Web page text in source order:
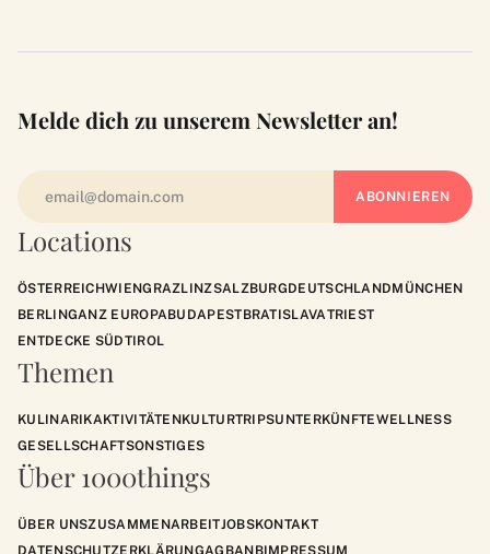
Locations
ÖSTERREICHWIENGRAZLINZSALZBURGDEUTSCHLANDMÜNCHEN
BERLINGANZ EUROPABUDAPESTBRATISLAVATRIEST
ENTDECKE SÜDTIROL
Themen
KULINARIKAKTIVITÄTENKULTURTRIPSUNTERKÜNFTEWELLNESS
GESELLSCHAFTSONSTIGES
Über 1000things
ÜBER UNSZUSAMMENARBEITJOBSKONTAKT
DATENSCHUTZERKLÄRUNGAGBANBIMPRESSUM
Melde dich zu unserem Newsletter an!